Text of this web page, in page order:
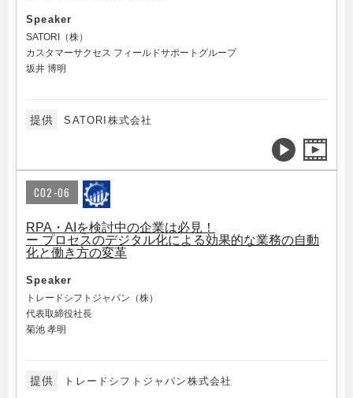
Speaker
SATORI（株）
カスタマーサクセス フィールドサポートグループ
坂井 博明
提供 SATORI株式会社
C02-06
RPA・AIを検討中の企業は必見！
ー プロセスのデジタル化による効果的な業務の自動
化と働き方の変革
Speaker
トレードシフトジャパン（株）
代表取締役社長
菊池 孝明
提供 トレードシフトジャパン株式会社